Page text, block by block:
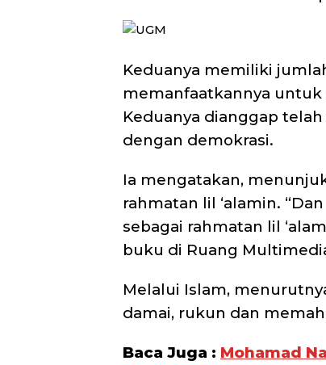
Keduanya memiliki
memanfaatkannya
Keduanya dianggap
dengan demokrasi.
Ia mengatakan,
rahmatan lil ‘alamin.
sebagai rahmatan lil
buku di Ruang
Melalui Islam,
damai, rukun dan
Baca Juga : Mohamad